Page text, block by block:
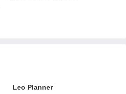
Leo Planner